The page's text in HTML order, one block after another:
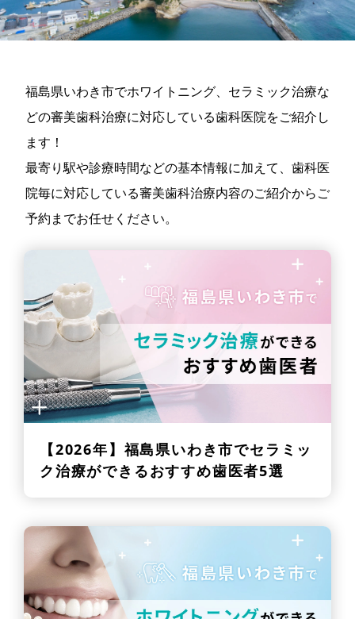
福島県いわき市でホワイトニング、セラミック治療な
どの審美歯科治療に対応している歯科医院をご紹介し
ます！
最寄り駅や診療時間などの基本情報に加えて、歯科医
院毎に対応している審美歯科治療内容のご紹介からご
予約までお任せください。
【2026年】 福島県いわき市でセラミッ
ク治療ができるおすすめ歯医者5選